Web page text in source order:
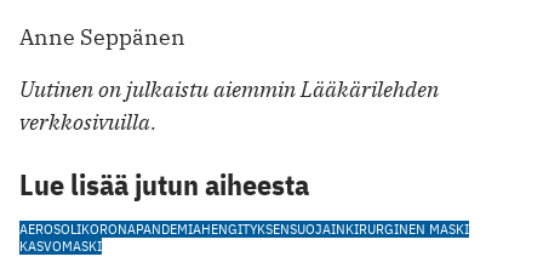
Anne Seppänen
Uutinen on julkaistu aiemmin Lääkärilehden
verkkosivuilla.
Lue lisää jutun aiheesta
AEROSOLIKORONAPANDEMIAHENGITYKSENSUOJAINKIRURGINEN MASKI
KASVOMASKI